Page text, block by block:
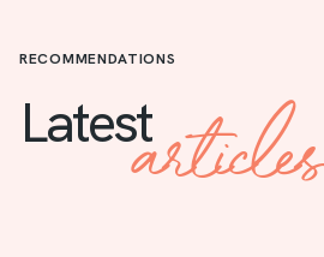
RECOMMENDATIONS
Latestarticles